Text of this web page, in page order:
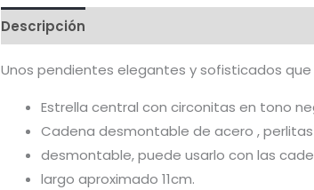
Descripción
Unos pendientes elegantes y sofisticados
Estrella central con circonitas en tono
Cadena desmontable de acero ,
desmontable, puede usarlo con las
largo aproximado 11cm.